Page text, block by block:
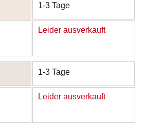
1-3 Tage
Leider ausverkauft
1-3 Tage
Leider ausverkauft